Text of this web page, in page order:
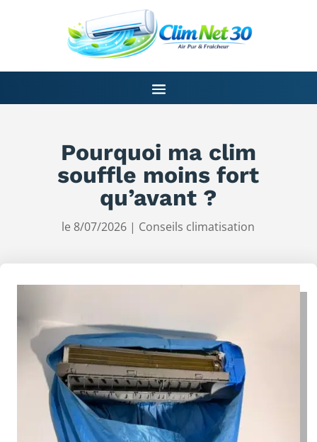
Pourquoi ma clim
souffle moins fort
qu’avant ?
le 8/07/2026 | Conseils climatisation